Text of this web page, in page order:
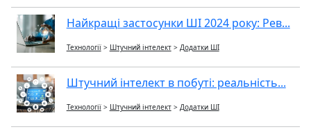
Найкращі застосунки ШІ 2024 року: Рев...
Технології > Штучний інтелект > Додатки ШІ
Штучний інтелект в побуті: реальність...
Технології > Штучний інтелект > Додатки ШІ